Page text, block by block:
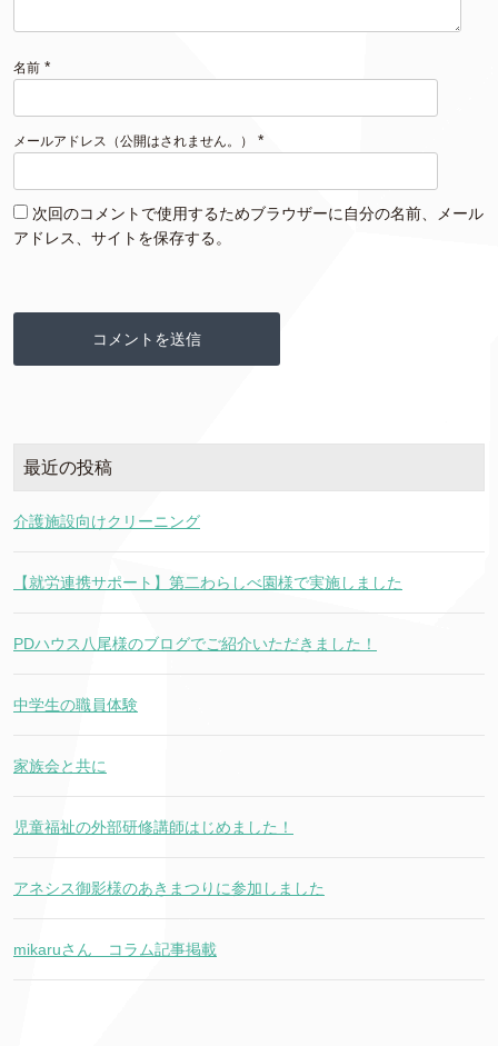
名前 *
メールアドレス（公開はされません。） *
次回のコメントで使用するためブラウザーに自分の名前、メール
アドレス、サイトを保存する。
最近の投稿
介護施設向けクリーニング
【就労連携サポート】第二わらしべ園様で実施しました
PDハウス八尾様のブログでご紹介いただきました！
中学生の職員体験
家族会と共に
児童福祉の外部研修講師はじめました！
アネシス御影様のあきまつりに参加しました
mikaruさん コラム記事掲載